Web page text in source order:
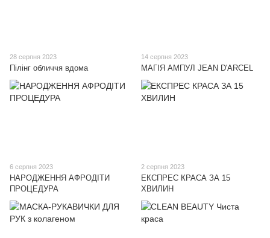
28 серпня 2023
Пілінг обличчя вдома
14 серпня 2023
МАГІЯ АМПУЛ JEAN D'ARCEL
6 серпня 2023
НАРОДЖЕННЯ АФРОДІТИ
ПРОЦЕДУРА
2 серпня 2023
ЕКСПРЕС КРАСА ЗА 15
ХВИЛИН